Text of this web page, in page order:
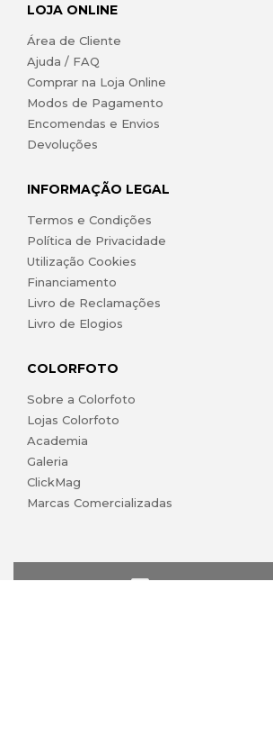
LOJA ONLINE
Área de Cliente
Ajuda / FAQ
Comprar na Loja Online
Modos de Pagamento
Encomendas e Envios
Devoluções
INFORMAÇÃO LEGAL
Termos e Condições
Política de Privacidade
Utilização Cookies
Financiamento
Livro de Reclamações
Livro de Elogios
COLORFOTO
Sobre a Colorfoto
Lojas Colorfoto
Academia
Galeria
ClickMag
Marcas Comercializadas
lojaonline@colorfoto.pt